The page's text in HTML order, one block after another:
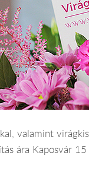
valamint
ára Kaposvár